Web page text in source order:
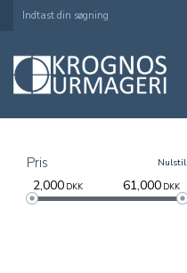
Pris Nulstil
2,000 DKK 61,000 DKK